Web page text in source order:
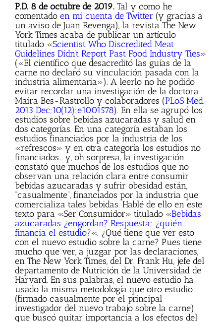
P.D. 8 de octubre de 2019. Tal y como he
comentado en mi cuenta de Twitter (y gracias a
un aviso de Juan Revenga), la revista The New
York Times acaba de publicar un artículo
titulado «Scientist Who Discredited Meat
Guidelines Didn’t Report Past Food Industry Ties»
(«El científico que desacreditó las guías de la
carne no declaró su vinculación pasada con la
industria alimentaria»). A leerlo no he podido
evitar recordar una investigación de la doctora
Maira Bes-Rastrollo y colaboradores (PLoS Med.
2013 Dec;10(12):e1001578). En ella se agrupó los
estudios sobre bebidas azucaradas y salud en
dos categorías. En una categoría estaban los
estudios financiados por la industria de los
«refrescos» y en otra categoría los estudios no
financiados… y, oh sorpresa, la investigación
constató que muchos de los estudios que no
observan una relación clara entre consumir
bebidas azucaradas y sufrir obesidad están,
“casualmente”, financiados por la industria que
comercializa tales bebidas. Hablé de ello en este
texto para «Ser Consumidor» titulado «Bebidas
azucaradas ¿engordan? Respuesta: ¿quién
financia el estudio?«. ¿Qué tiene que ver esto
con el nuevo estudio sobre la carne? Pues tiene
mucho que ver, a juzgar por las declaraciones,
en The New York Times, del Dr. Frank Hu, jefe del
departamento de Nutrición de la Universidad de
Harvard. En sus palabras, el nuevo estudio ha
usado la misma metodología que otro estudio
(firmado casualmente por el principal
investigador del nuevo trabajo sobre la carne)
que buscó quitar importancia a los efectos del